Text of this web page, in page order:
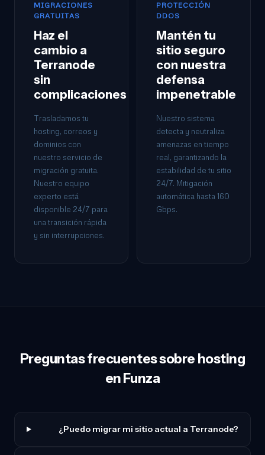
MIGRACIONES
GRATUITAS
Haz el
cambio a
Terranode
sin
complicaciones
Trasladamos tu
hosting, correos y
dominios con
nuestro servicio de
migración gratuita.
Nuestro equipo
experto está
disponible 24/7 para
una transición rápida
y sin interrupciones.
PROTECCIÓN
DDOS
Mantén tu
sitio seguro
con nuestra
defensa
impenetrable
Nuestro sistema
detecta y neutraliza
amenazas en tiempo
real, garantizando la
estabilidad de tu sitio
24/7. Mitigación
automática hasta 160
Gbps.
Preguntas frecuentes sobre hosting
en Funza
¿Puedo migrar mi sitio actual a Terranode?